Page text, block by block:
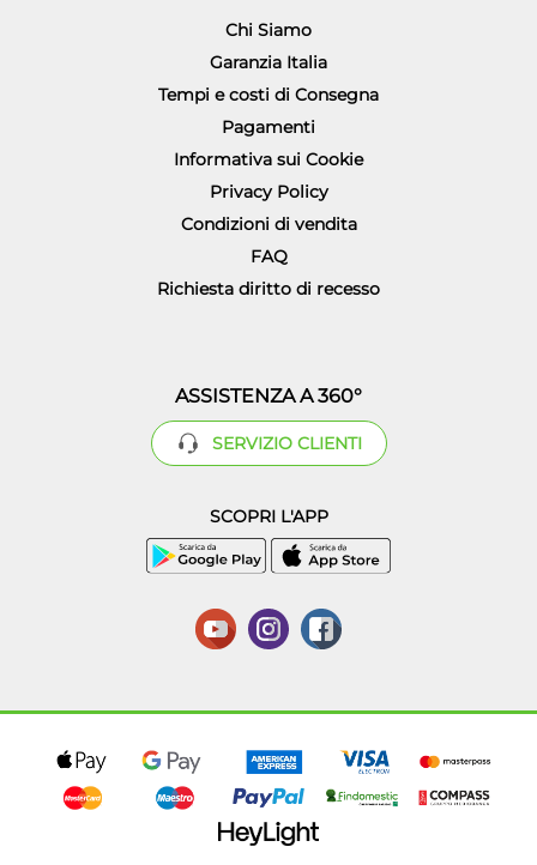
Chi Siamo
Garanzia Italia
Tempi e costi di Consegna
Pagamenti
Informativa sui Cookie
Privacy Policy
Condizioni di vendita
FAQ
Richiesta diritto di recesso
ASSISTENZA A 360°
SERVIZIO CLIENTI
SCOPRI L'APP